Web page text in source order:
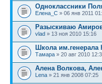
Одноклассники
Елена_C » 06 янв 2011
Разыскиваю
vlad » 13 ноя 2010 15:16
Школа им.генерала
Тамара » 20 авг 2010
Алена Волкова,
Lena » 21 янв 2008 07:25